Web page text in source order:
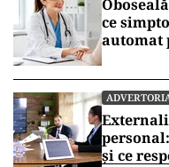
ce
automat
și ce